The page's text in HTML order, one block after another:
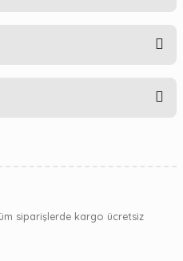
ederiz.
siparişlerde kargo ücretsiz